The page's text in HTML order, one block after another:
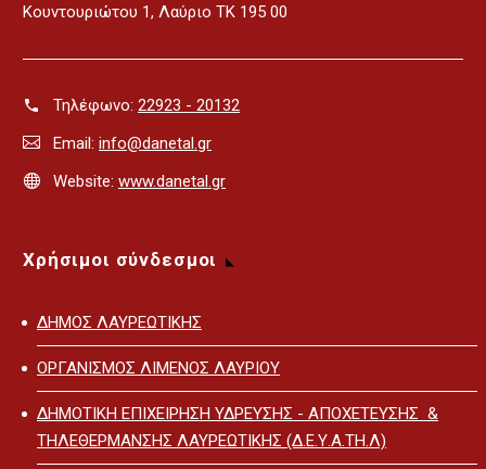
Κουντουριώτου 1, Λαύριο ΤΚ 195 00
Τηλέφωνο: 22923 - 20132
Email: info@danetal.gr
Website: www.danetal.gr
Χρήσιμοι σύνδεσμοι
ΔΗΜΟΣ ΛΑΥΡΕΩΤΙΚΗΣ
ΟΡΓΑΝΙΣΜΟΣ ΛΙΜΕΝΟΣ ΛΑΥΡΙΟΥ
ΔΗΜΟΤΙΚΗ ΕΠΙΧΕΙΡΗΣΗ ΥΔΡΕΥΣΗΣ - ΑΠΟΧΕΤΕΥΣΗΣ &
ΤΗΛΕΘΕΡΜΑΝΣΗΣ ΛΑΥΡΕΩΤΙΚΗΣ (Δ.Ε.Υ.Α.ΤΗ.Λ)